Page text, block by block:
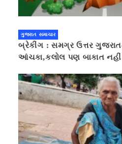
ગુજરાત સમાચાર
બ્રેકીંગ : સમગ્ર ઉત્તર
આંચકા,કલોલ પણ બાકાત નહીં